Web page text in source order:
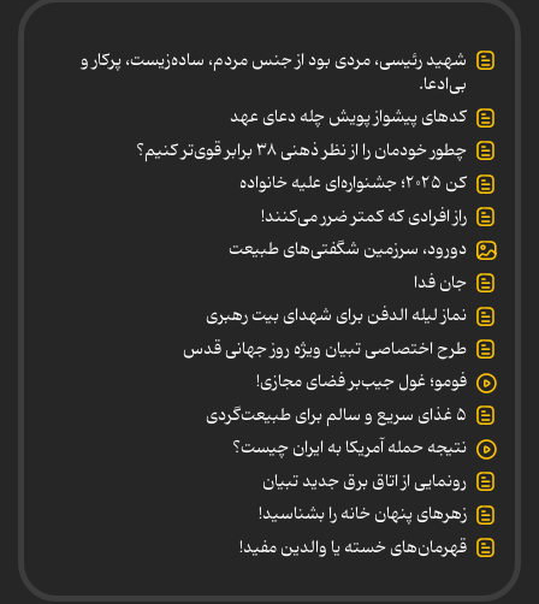
شهید رئیسی، مردی بود از جنس مردم، ساده‌زیست، پرکار و
بی‌ادعا.
کدهای پیشواز پویش چله دعای عهد
چطور خودمان را از نظر ذهنی ۳۸ برابر قوی‌تر کنیم؟
کن ۲۰۲۵؛ جشنواره‌ای علیه خانواده
راز افرادی که کمتر ضرر می‌کنند!
دورود، سرزمین شگفتی‌های طبیعت
جان فدا
نماز لیله الدفن برای شهدای بیت رهبری
طرح اختصاصی تبیان ویژه روز جهانی قدس
فومو؛ غول جیب‌بر فضای مجازی!
۵ غذای سریع و سالم برای طبیعت‌گردی
نتیجه حمله آمریکا به ایران چیست؟
رونمایی از اتاق برق جدید تبیان
زهرهای پنهان خانه را بشناسید!
قهرمان‌های خسته یا والدین مفید!